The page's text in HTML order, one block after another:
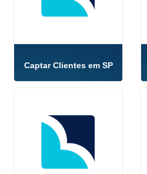
Captar Clientes em SP